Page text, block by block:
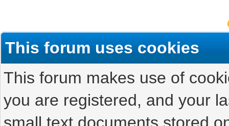
This forum uses cookies
This forum makes use of
you are registered, and your